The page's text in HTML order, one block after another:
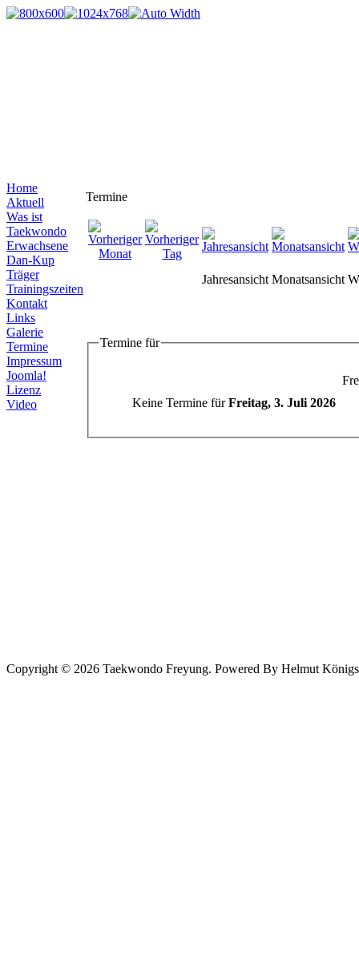
Home
Aktuell
Was ist
Taekwondo
Erwachsene
Dan-Kup
Träger
Trainingszeiten
Kontakt
Links
Galerie
Termine
Impressum
Joomla!
Lizenz
Video
Termine
Jahresansicht Monatsansicht
Termine für
Keine Termine fürFreitag, 3. Juli 2026
Copyright © 2026 Taekwondo Freyung. Powered By Helmut